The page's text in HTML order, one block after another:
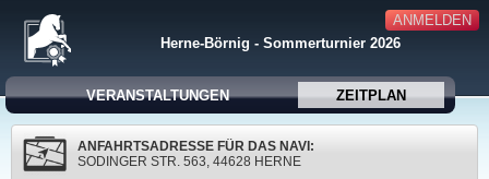
ANMELDEN
Herne-Börnig - Sommerturnier 2026
VERANSTALTUNGEN ZEITPLAN
ANFAHRTSADRESSE FÜR DAS NAVI:
SODINGER STR. 563, 44628 HERNE